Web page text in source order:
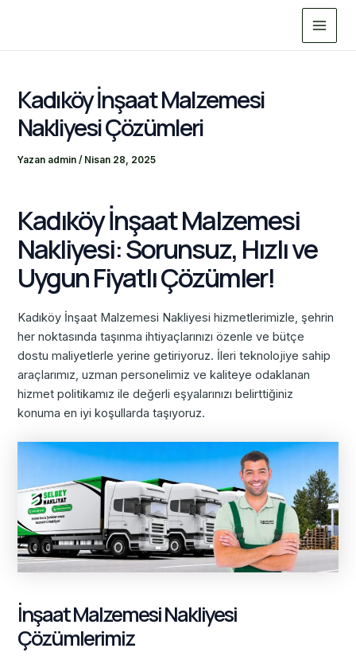
Main
Menu
Kadıköy İnşaat Malzemesi
Nakliyesi Çözümleri
Yazan admin/ Nisan 28, 2025
Kadıköy İnşaat Malzemesi
Nakliyesi: Sorunsuz, Hızlı ve
Uygun Fiyatlı Çözümler!
Kadıköy İnşaat Malzemesi Nakliyesi hizmetlerimizle, şehrin
her noktasında taşınma ihtiyaçlarınızı özenle ve bütçe
dostu maliyetlerle yerine getiriyoruz. İleri teknolojiye sahip
araçlarımız, uzman personelimiz ve kaliteye odaklanan
hizmet politikamız ile değerli eşyalarınızı belirttiğiniz
konuma en iyi koşullarda taşıyoruz.
İnşaat Malzemesi Nakliyesi
Çözümlerimiz